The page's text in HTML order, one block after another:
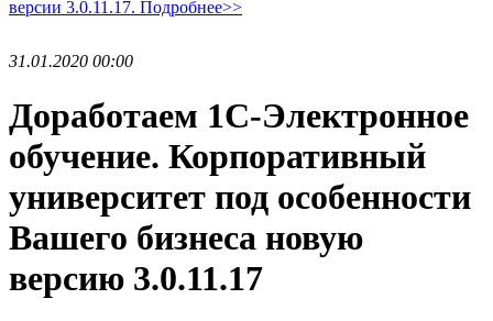
версии 3.0.11.17. Подробнее>>
31.01.2020 00:00
Доработаем 1С-Электронное
обучение. Корпоративный
университет под особенности
Вашего бизнеса новую
версию 3.0.11.17